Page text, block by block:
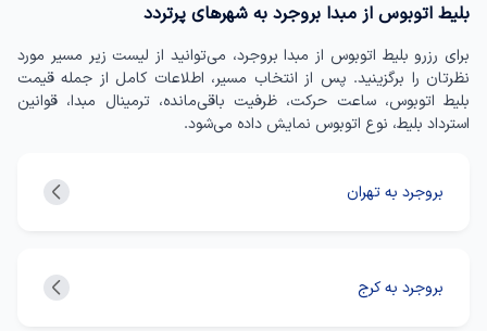
بلیط اتوبوس از مبدا بروجرد به شهرهای پرتردد
برای رزرو بلیط اتوبوس از مبدا بروجرد، می‌توانید از لیست زیر مسیر مورد
نظرتان را برگزینید. پس از انتخاب مسیر، اطلاعات کامل از جمله قیمت
بلیط اتوبوس، ساعت حرکت، ظرفیت باقی‌مانده، ترمینال مبدا، قوانین
استرداد بلیط، نوع اتوبوس نمایش داده می‌شود.
بروجرد به تهران
بروجرد به کرج